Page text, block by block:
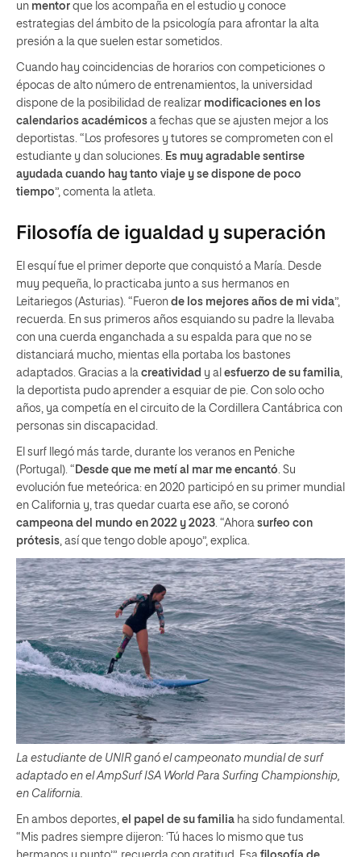
un mentor que los acompaña en el estudio y conoce
estrategias del ámbito de la psicología para afrontar la alta
presión a la que suelen estar sometidos.
Cuando hay coincidencias de horarios con competiciones o
épocas de alto número de entrenamientos, la universidad
dispone de la posibilidad de realizar modificaciones en los
calendarios académicos a fechas que se ajusten mejor a los
deportistas. “Los profesores y tutores se comprometen con el
estudiante y dan soluciones. Es muy agradable sentirse
ayudada cuando hay tanto viaje y se dispone de poco
tiempo”, comenta la atleta.
Filosofía de igualdad y superación
El esquí fue el primer deporte que conquistó a María. Desde
muy pequeña, lo practicaba junto a sus hermanos en
Leitariegos (Asturias). “Fueron de los mejores años de mi vida”,
recuerda. En sus primeros años esquiando su padre la llevaba
con una cuerda enganchada a su espalda para que no se
distanciará mucho, mientas ella portaba los bastones
adaptados. Gracias a la creatividad y al esfuerzo de su familia,
la deportista pudo aprender a esquiar de pie. Con solo ocho
años, ya competía en el circuito de la Cordillera Cantábrica con
personas sin discapacidad.
El surf llegó más tarde, durante los veranos en Peniche
(Portugal). “ Desde que me metí al mar me encantó. Su
evolución fue meteórica: en 2020 participó en su primer mundial
en California y, tras quedar cuarta ese año, se coronó
campeona del mundo en 2022 y 2023. “Ahora surfeo con
prótesis, así que tengo doble apoyo”, explica.
La estudiante de UNIR ganó el campeonato mundial de surf
adaptado en el AmpSurf ISA World Para Surfing Championship,
en California.
En ambos deportes, el papel de su familia ha sido fundamental.
“Mis padres siempre dijeron: ‘Tú haces lo mismo que tus